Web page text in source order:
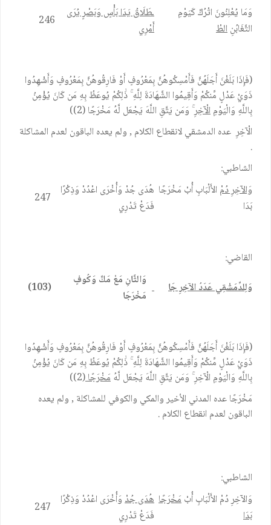
وَمَا يُعْلِنُونَ اتْرُكْ كَيَوْمِ
التَّغَابُنِالطْ
ـطَلَاقُ يَدَا بَأْسٍ وَبَصْرٍ يُرَى
أَمْرِي
246
(فَإِذَا بَلَغْنَ أَجَلَهُنَّ فَأَمْسِكُوهُنَّ بِمَعْرُوفٍ أَوْ فَارِقُوهُنَّ بِمَعْرُوفٍ وَأَشْهِدُوا
ذَوَيْ عَدْلٍ مِّنكُمْ وَأَقِيمُوا الشَّهَادَةَ لِلَّهِ ۚ ذَٰلِكُمْ يُوعَظُ بِهِ مَن كَانَ يُؤْمِنُ
بِاللَّهِ وَالْيَوْمِالْآخِرِۚ وَمَن يَتَّقِ اللَّهَ يَجْعَل لَّهُ مَخْرَجًا (2))
الْآخِرِ عده الدمشقي لانقطاع الكلام , ولم يعده الباقون لعدم المشاكلة
.
الشاطبي:
وَالآخِرِ دُمْ الأَلْبَابِ أُبْ مَخْرَجًا
بَدَا
هُدَى جُدْ وَأُخْرَى اعْدُدْ وَذِكْرًا
فَدَعْ تَدْرِي
247
القاضي:
وَلِلدِّمَشْقِي عَدَدُ الآخِرِ جَا
وَالثَّانِ مَعْ مَكٍّ وَكُوفٍ
مَخْرَجَا
(103)
(فَإِذَا بَلَغْنَ أَجَلَهُنَّ فَأَمْسِكُوهُنَّ بِمَعْرُوفٍ أَوْ فَارِقُوهُنَّ بِمَعْرُوفٍ وَأَشْهِدُوا
ذَوَيْ عَدْلٍ مِّنكُمْ وَأَقِيمُوا الشَّهَادَةَ لِلَّهِ ۚ ذَٰلِكُمْ يُوعَظُ بِهِ مَن كَانَ يُؤْمِنُ
بِاللَّهِ وَالْيَوْمِ الْآخِرِ ۚ وَمَن يَتَّقِ اللَّهَ يَجْعَل لَّهُمَخْرَجًا(2))
مَخْرَجًا عده المدني الأخير والمكي والكوفي للمشاكلة , ولم يعده
الباقون لعدم انقطاع الكلام .
الشاطبي:
وَالآخِرِ دُمْ الأَلْبَابِ أُبْمَخْرَجًا
بَدَا
هُدَى جُدْوَأُخْرَى اعْدُدْ وَذِكْرًا
فَدَعْ تَدْرِي
247